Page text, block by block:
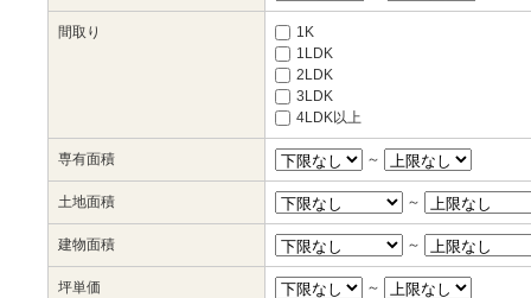
間取り
1K
1LDK
2LDK
3LDK
4LDK以上
専有面積 ～
土地面積 ～
建物面積 ～
坪単価 ～